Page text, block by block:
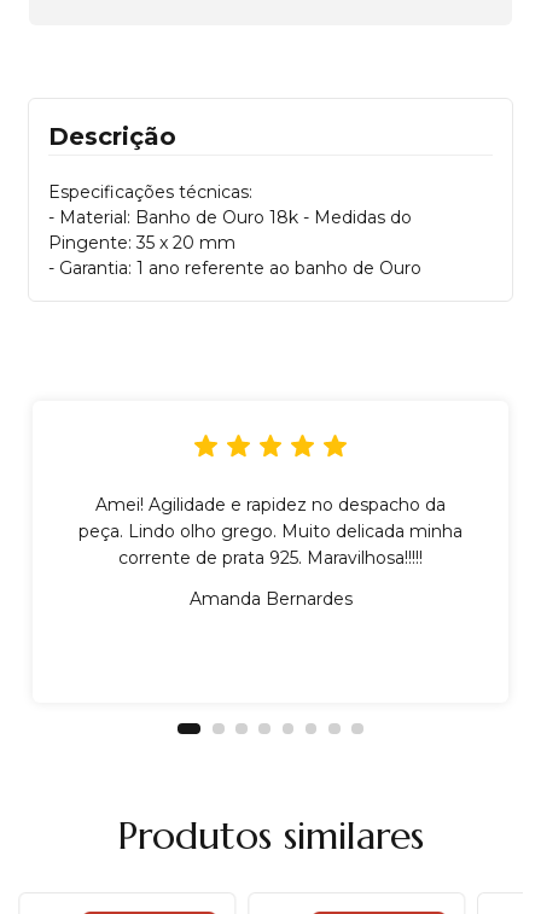
Descrição
Especificações técnicas:
- Material: Banho de Ouro 18k - Medidas do
Pingente: 35 x 20 mm
- Garantia: 1 ano referente ao banho de Ouro
Amei! Agilidade e rapidez no despacho da
peça. Lindo olho grego. Muito delicada minha
corrente de prata 925. Maravilhosa!!!!!
Amanda Bernardes
Produtos similares